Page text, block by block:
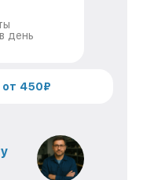
день
от 450₽